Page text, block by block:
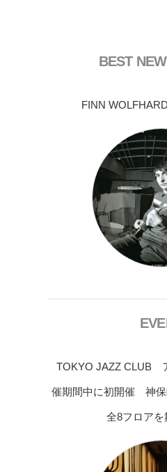
BEST
FINN
TOKYO JAZZ CLUB
催期間中に初開催 神保
全8フロアを